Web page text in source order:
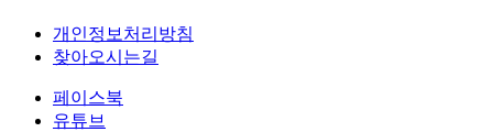
개인정보처리방침
찾아오시는길
페이스북
유튜브